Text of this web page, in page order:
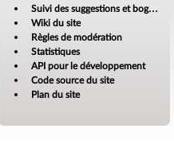
Suivi des suggestions et bogues
Wiki du site
Règles de modération
Statistiques
API pour le développement
Code source du site
Plan du site